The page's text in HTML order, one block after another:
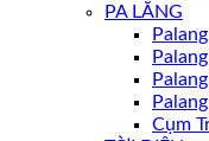
PA LĂNG
Cụm